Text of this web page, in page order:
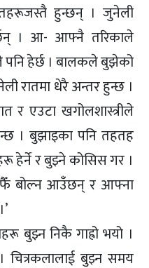
हुन्छन् । जुनेली
। आ- आफ्नै तरिकाले
हेर्छ । बालकले बुझेको
रातमा धेरै अन्तर हुन्छ ।
र एउटा खगोलशास्त्रीले
। बुझाइका पनि तहतह
हेर्ने र बुझ्ने कोसिस गर ।
बोल्न आउँछन् र आफ्ना
बुझ्न निकै गाह्रो भयो ।
चित्रकलालाई बुझ्न समय